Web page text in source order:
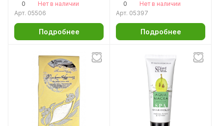
Аромаджик
0
Нет в наличии
Арт. 05506
Подробнее
Аромаджик
0
Нет в наличии
Арт. 05397
Подробнее